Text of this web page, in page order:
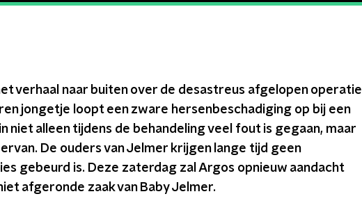
verhaal naar buiten over de desastreus afgelopen operatie
jongetje loopt een zware hersenbeschadiging op bij een
niet alleen tijdens de behandeling veel fout is gegaan, maar
De ouders van Jelmer krijgen lange tijd geen
gebeurd is. Deze zaterdag zal Argos opnieuw aandacht
afgeronde zaak van Baby Jelmer.